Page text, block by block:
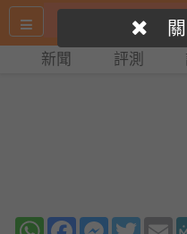
新聞 評測
WhatsAppFacebookMessenger
Twitter